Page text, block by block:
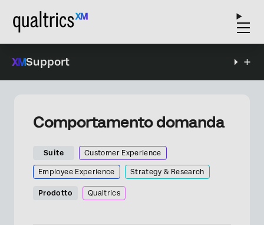
Support
Comportamento domanda
Suite Customer Experience
Employee Experience Strategy & Research
Prodotto Qualtrics